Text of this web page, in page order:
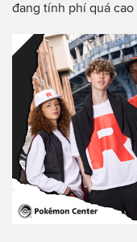
đang tính phí quá cao